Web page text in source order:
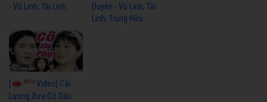
- Vũ Linh, Tài Linh
Duyên - Vũ Linh, Tài
Linh, Trọng Hữu
[ 4016Video] Cải
Lương Xưa Cô Dâu